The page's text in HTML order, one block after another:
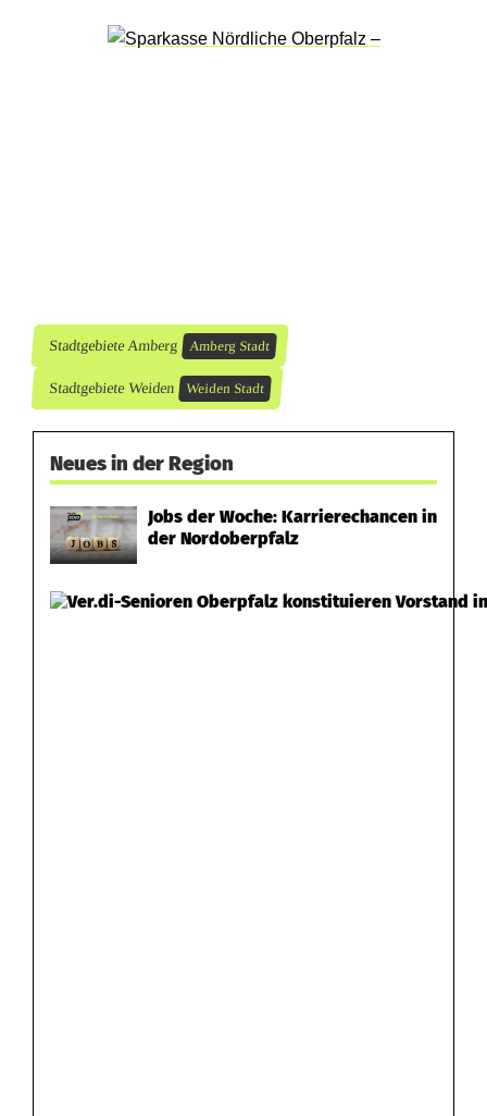
Stadtgebiete Amberg Amberg Stadt
Stadtgebiete Weiden Weiden Stadt
Neues in der Region
Jobs der Woche: Karrierechancen in
der Nordoberpfalz